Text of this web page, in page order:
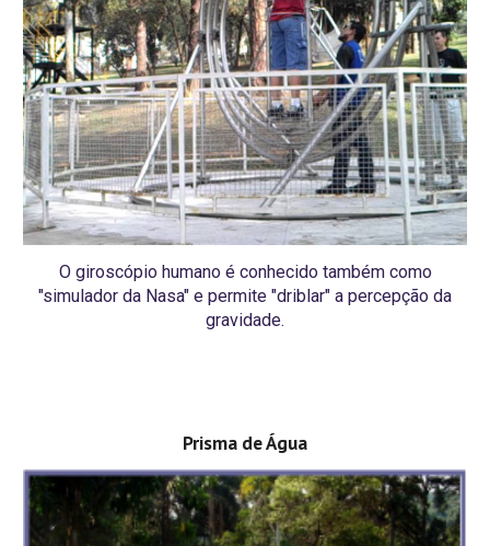
O giroscópio humano é conhecido também como
"simulador da Nasa" e permite "driblar" a percepção da
gravidade.
Prisma de Água